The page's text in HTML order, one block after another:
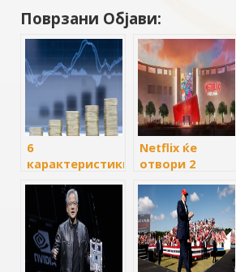
Поврзани Објави:
6
карактеристики
инвестициските
фондови
Netflix ќе
отвори 2
локации со
тематски
продавници за
неговите
емисии